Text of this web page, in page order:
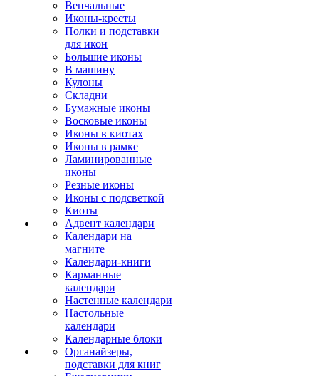
Венчальные
Иконы-кресты
Полки и подставки
для икон
Большие иконы
В машину
Кулоны
Складни
Бумажные иконы
Восковые иконы
Иконы в киотах
Иконы в рамке
Ламинированные
иконы
Резные иконы
Иконы с подсветкой
Киоты
Адвент календари
Календари на
магните
Календари-книги
Карманные
календари
Настенные календари
Настольные
календари
Календарные блоки
Органайзеры,
подставки для книг